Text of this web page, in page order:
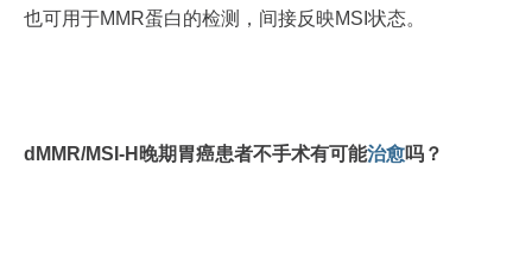
也可用于MMR蛋白的检测，间接反映MSI状态。
dMMR/MSI-H晚期胃癌患者不手术有可能治愈吗？